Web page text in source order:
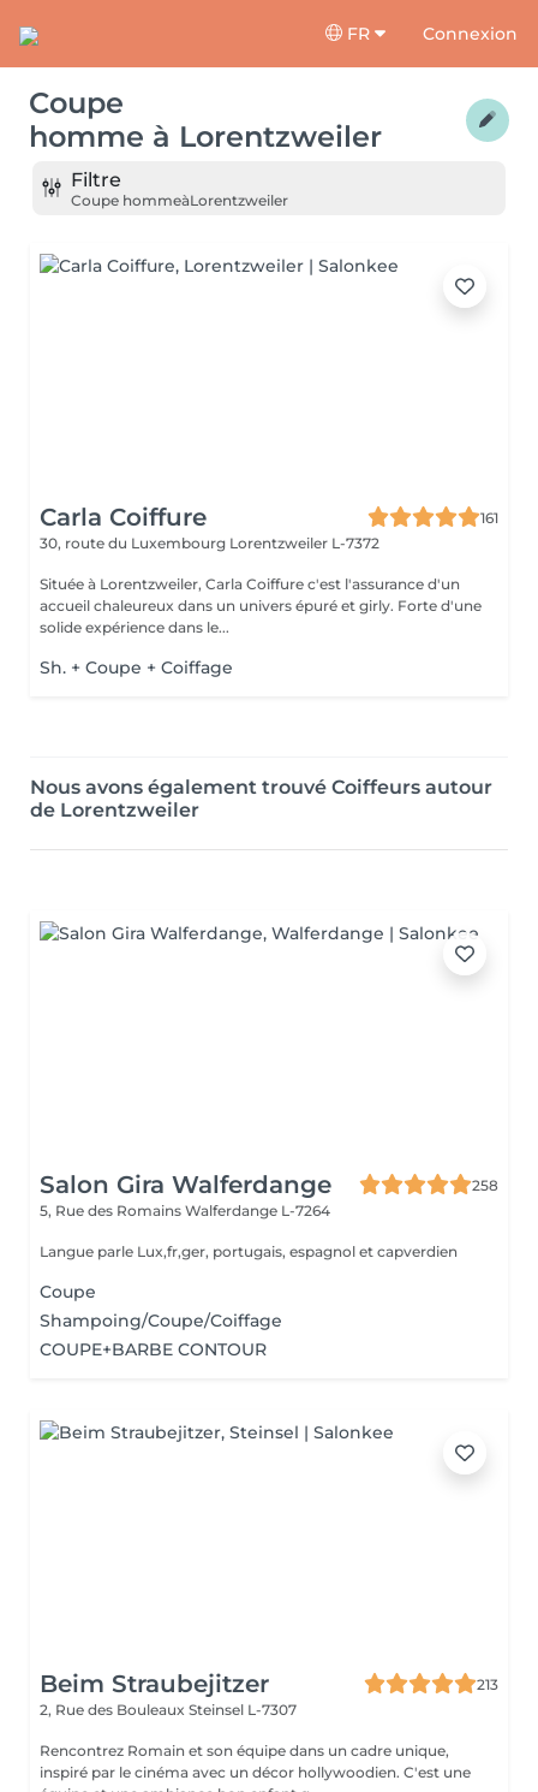
FR Connexion
Coupe
homme à Lorentzweiler
Filtre
Coupe hommeàLorentzweiler
Carla Coiffure
161
30, route du Luxembourg Lorentzweiler L-7372
Située à Lorentzweiler, Carla Coiffure c'est l'assurance d'un
accueil chaleureux dans un univers épuré et girly. Forte d'une
solide expérience dans le...
Sh. + Coupe + Coiffage
Nous avons également trouvé Coiffeurs autour
de Lorentzweiler
Salon Gira Walferdange
258
5, Rue des Romains Walferdange L-7264
Langue parle Lux,fr,ger, portugais, espagnol et capverdien
Coupe
Shampoing/Coupe/Coiffage
COUPE+BARBE CONTOUR
Beim Straubejitzer
213
2, Rue des Bouleaux Steinsel L-7307
Rencontrez Romain et son équipe dans un cadre unique,
inspiré par le cinéma avec un décor hollywoodien. C'est une